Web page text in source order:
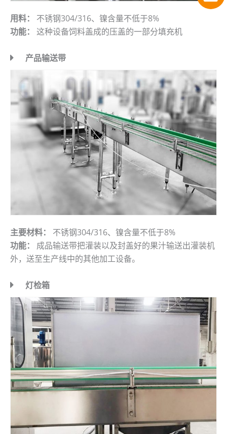
用料：
不锈钢304/316、镍含量不低于8%
功能：
这种设备饲料盖成的压盖的一部分填充机
产品输送带
主要材料：
不锈钢304/316、镍含量不低于8%
功能：
成品输送带把灌装以及封盖好的果汁输送出灌装机
外，送至生产线中的其他加工设备。
灯检箱